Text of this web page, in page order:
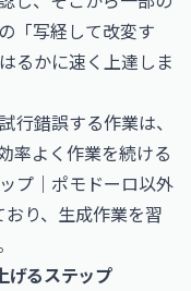
「写経して改変す
るかに速く上達しま
行錯誤する作業は、
率よく作業を続ける
プ｜ポモドーロ以外
おり、生成作業を習
げるステップ